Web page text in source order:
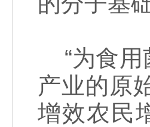
“为食用
产业的原
增效农民